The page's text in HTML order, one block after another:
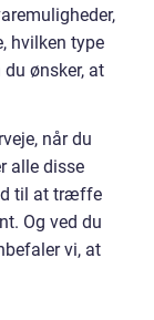
hvilken type
ønsker, at
når du
alle disse
til at træffe
Og ved du
vi, at